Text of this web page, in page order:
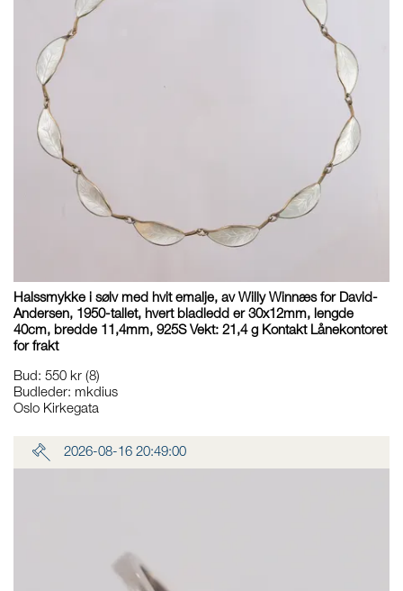
Halssmykke i sølv med hvit emalje, av Willy Winnæs for David-
Andersen, 1950-tallet, hvert bladledd er 30x12mm, lengde
40cm, bredde 11,4mm, 925S Vekt: 21,4 g Kontakt Lånekontoret
for frakt
Bud: 550 kr (8)
Budleder: mkdius
Oslo Kirkegata
2026-08-16 20:49:00